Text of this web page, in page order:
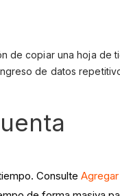
de copiar una hoja
de datos
Consulte